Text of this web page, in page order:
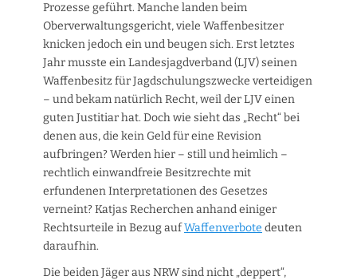
Prozesse geführt. Manche landen beim
Oberverwaltungsgericht, viele Waffenbesitzer
knicken jedoch ein und beugen sich. Erst letztes
Jahr musste ein Landesjagdverband (LJV) seinen
Waffenbesitz für Jagdschulungszwecke verteidigen
– und bekam natürlich Recht, weil der LJV einen
guten Justitiar hat. Doch wie sieht das „Recht“ bei
denen aus, die kein Geld für eine Revision
aufbringen? Werden hier – still und heimlich –
rechtlich einwandfreie Besitzrechte mit
erfundenen Interpretationen des Gesetzes
verneint? Katjas Recherchen anhand einiger
Rechtsurteile in Bezug aufWaffenverbote deuten
daraufhin.
Die beiden Jäger aus NRW sind nicht „deppert“,